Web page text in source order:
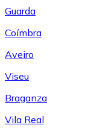
Guarda
Coímbra
Aveiro
Viseu
Braganza
Vila Real